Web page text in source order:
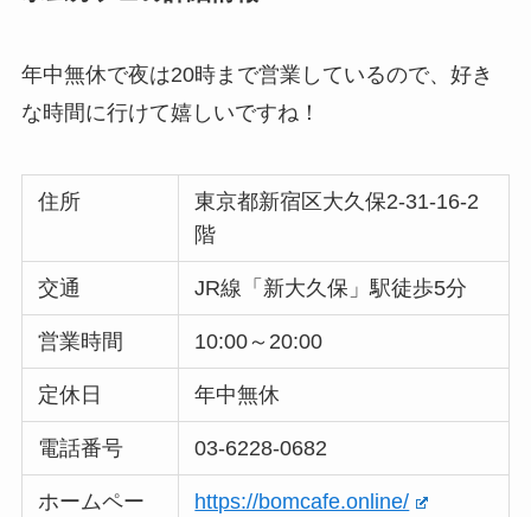
年中無休で夜は20時まで営業しているので、好き
な時間に行けて嬉しいですね！
住所
東京都新宿区大久保2-31-16-2
階
交通 JR線「新大久保」駅徒歩5分
営業時間 10:00～20:00
定休日 年中無休
電話番号 03-6228-0682
ホームペー
https://bomcafe.online/